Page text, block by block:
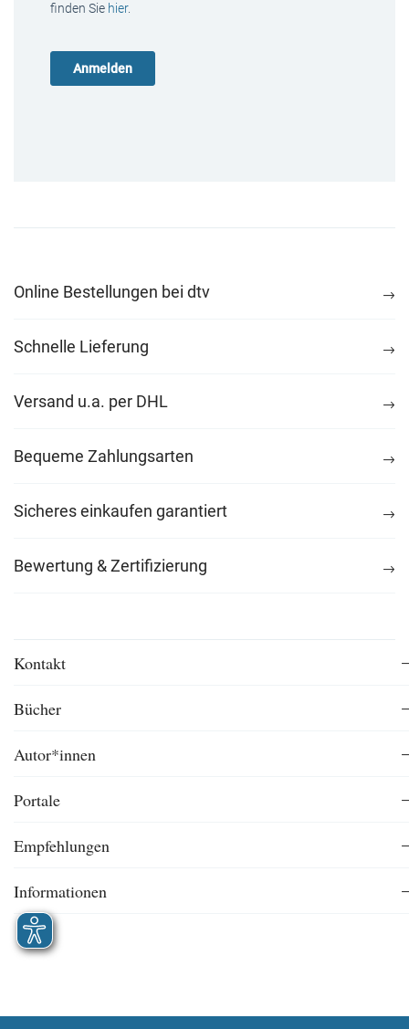
finden Sie hier.
Online Bestellungen bei dtv
Schnelle Lieferung
Versand u.a. per DHL
Bequeme Zahlungsarten
Sicheres einkaufen garantiert
Bewertung & Zertifizierung
Kontakt
Bücher
Autor*innen
Portale
Empfehlungen
Informationen